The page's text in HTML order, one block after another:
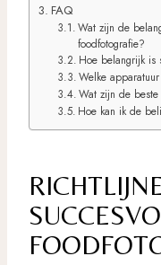
FAQ
Wat zijn de
foodfotografie?
Hoe belangrijk is
Welke
Wat zijn de beste
Hoe kan ik de